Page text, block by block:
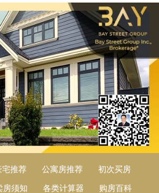
宅推荐 公寓房推荐
初次买房
房须知 各类计算器
购房百科